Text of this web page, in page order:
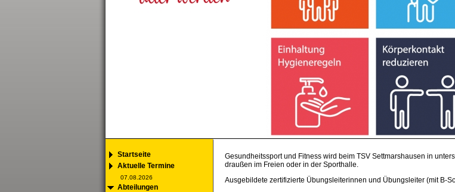
Startseite
Aktuelle Termine
07.08.2026
Abteilungen
Gesundheitssport und Fitness wird beim TSV Settmarshausen in
draußen im Freien oder in der Sporthalle.
Ausgebildete zertifizierte Übungsleiterinnen und Übungsleiter (mit B-